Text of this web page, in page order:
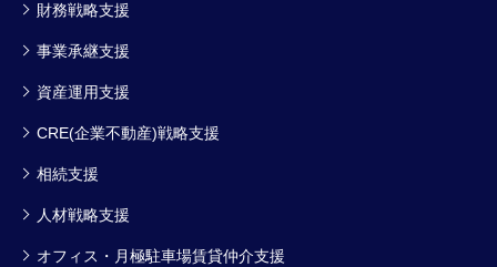
財務戦略支援
事業承継支援
資産運用支援
CRE(企業不動産)戦略支援
相続支援
人材戦略支援
オフィス・月極駐車場賃貸仲介支援